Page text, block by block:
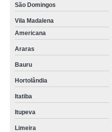
São Domingos
Vila Madalena
Americana
Araras
Bauru
Hortolândia
Itatiba
Itupeva
Limeira